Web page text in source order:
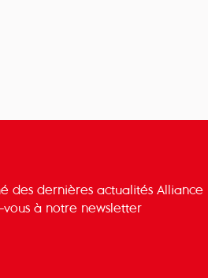
des dernières actualités Alliance
à notre newsletter